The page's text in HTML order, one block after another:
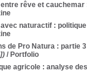
rêve et cauchemar
naturactif :
de Pro Natura : partie
/ Portfolio
agricole : analyse